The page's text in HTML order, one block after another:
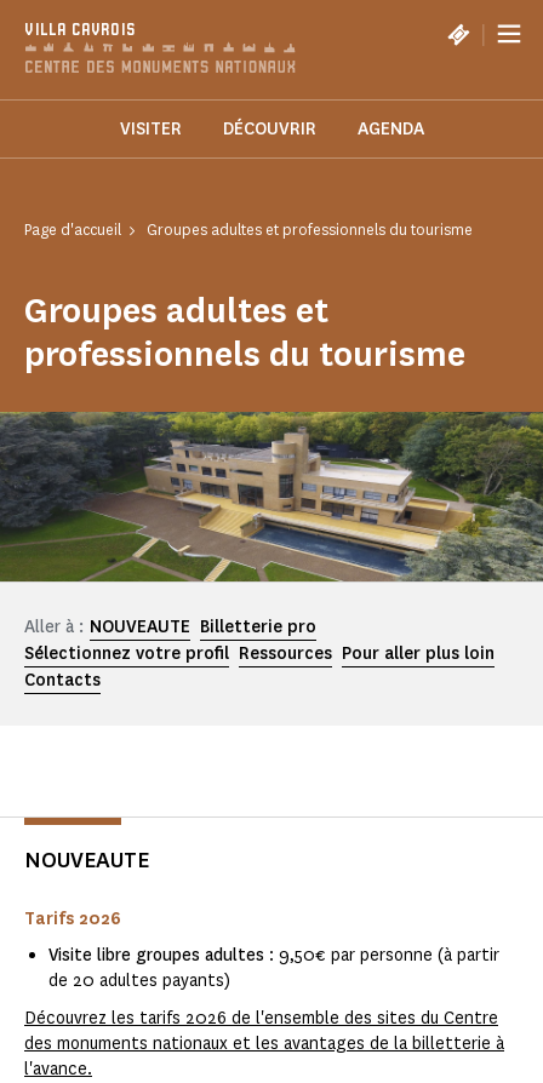
VILLA CAVROIS |
VISITER DÉCOUVRIR AGENDA
Page d'accueil Groupes adultes et professionnels du tourisme
Groupes adultes et
professionnels du tourisme
Aller à : NOUVEAUTE Billetterie pro
Sélectionnez votre profil Ressources Pour aller plus loin
Contacts
NOUVEAUTE
Tarifs 2026
Visite libre groupes adultes : 9,50€ par personne (à partir
de 20 adultes payants)
Découvrez les tarifs 2026 de l'ensemble des sites du Centre
des monuments nationaux et les avantages de la billetterie à
l'avance.